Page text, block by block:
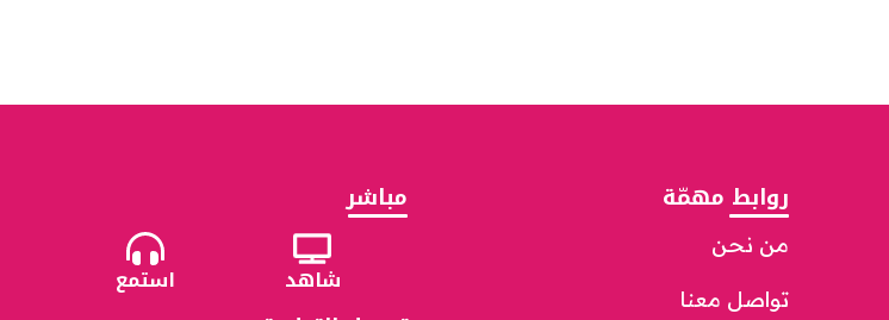
روابط مهمّة
من نحن
تواصل معنا
مباشر
شاهد استمع